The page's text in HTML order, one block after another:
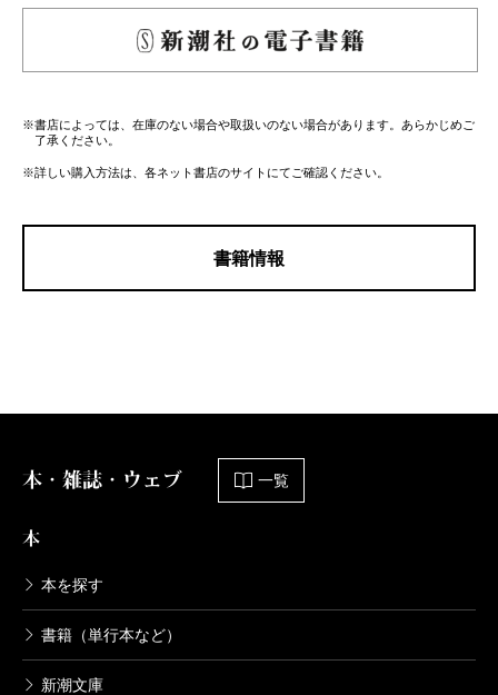
※書店によっては、在庫のない場合や取扱いのない場合があります。あらかじめご
了承ください。
※詳しい購入方法は、各ネット書店のサイトにてご確認ください。
書籍情報
本・雑誌・ウェブ 一覧
本
本を探す
書籍（単行本など）
新潮文庫